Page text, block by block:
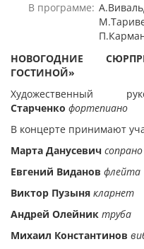
В программе:
НОВОГОДНИЕ
ГОСТИНОЙ»
Художественный
Старченко фортепиано
В концерте принимают
Марта Данусевич сопрано
Евгений Виданов флейта
Виктор Пузыня кларнет
Андрей Олейник труба
Михаил Константинов